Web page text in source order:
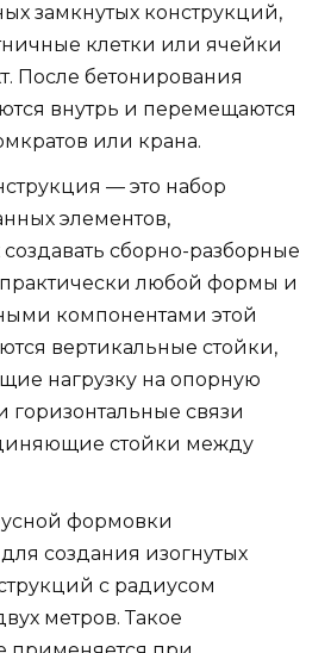
замкнутых конструкций,
клетки или ячейки
После бетонирования
внутрь и перемещаются
или крана.
— это набор
элементов,
сборно-разборные
любой формы и
компонентами этой
вертикальные стойки,
нагрузку на опорную
горизонтальные связи
стойки между
формовки
создания изогнутых
с радиусом
метров. Такое